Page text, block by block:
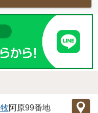
阿原99番地